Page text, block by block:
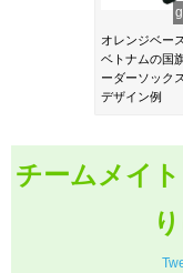
オレンジベー
ベトナムの国
ーダーソック
デザイン例
チームメイ